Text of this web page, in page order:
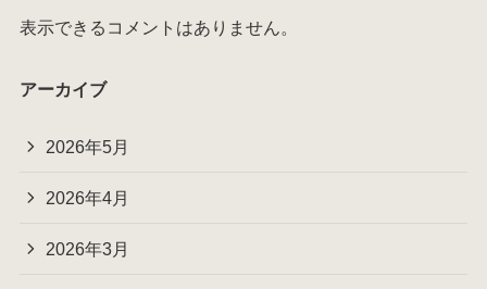
表示できるコメントはありません。
アーカイブ
2026年5月
2026年4月
2026年3月